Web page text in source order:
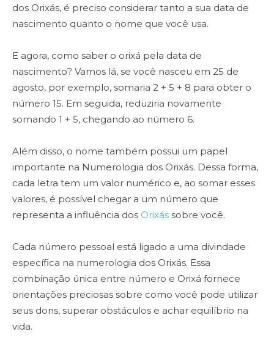
dos Orixás, é preciso considerar tanto a sua data de
nascimento quanto o nome que você usa.
E agora, como saber o orixá pela data de
nascimento? Vamos lá, se você nasceu em 25 de
agosto, por exemplo, somaria 2 + 5 + 8 para obter o
número 15. Em seguida, reduziria novamente
somando 1 + 5, chegando ao número 6.
Além disso, o nome também possui um papel
importante na Numerologia dos Orixás. Dessa forma,
cada letra tem um valor numérico e, ao somar esses
valores, é possível chegar a um número que
representa a influência dos Orixás sobre você.
Cada número pessoal está ligado a uma divindade
específica na numerologia dos Orixás. Essa
combinação única entre número e Orixá fornece
orientações preciosas sobre como você pode utilizar
seus dons, superar obstáculos e achar equilíbrio na
vida.